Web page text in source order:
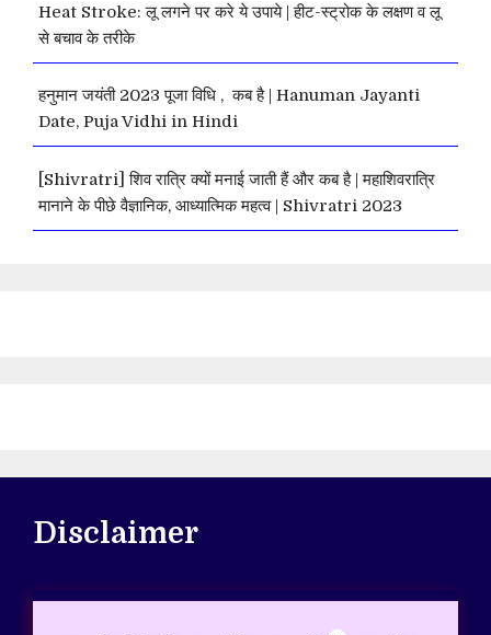
Heat Stroke: लू लगने पर करे ये उपाये | हीट-स्ट्रोक के लक्षण व लू
से बचाव के तरीके
हनुमान जयंती 2023 पूजा विधि , कब है | Hanuman Jayanti
Date, Puja Vidhi in Hindi
[Shivratri] शिव रात्रि क्यों मनाई जाती हैं और कब है | महाशिवरात्रि
मानाने के पीछे वैज्ञानिक, आध्यात्मिक महत्व | Shivratri 2023
Disclaimer